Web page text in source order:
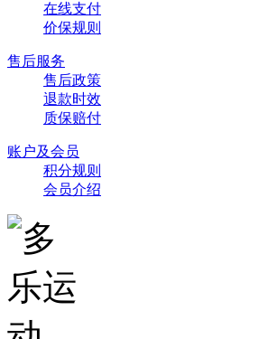
在线支付
价保规则
售后服务
售后政策
退款时效
质保赔付
账户及会员
积分规则
会员介绍